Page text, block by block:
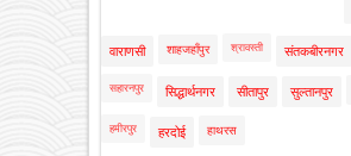
वाराणसी शाहजहाँपुर श्रावस्ती संतकबीरनगर
सहारनपुर सिद्धार्थनगर सीतापुर सुल्तानपुर
हमीरपुर हरदोई हाथरस